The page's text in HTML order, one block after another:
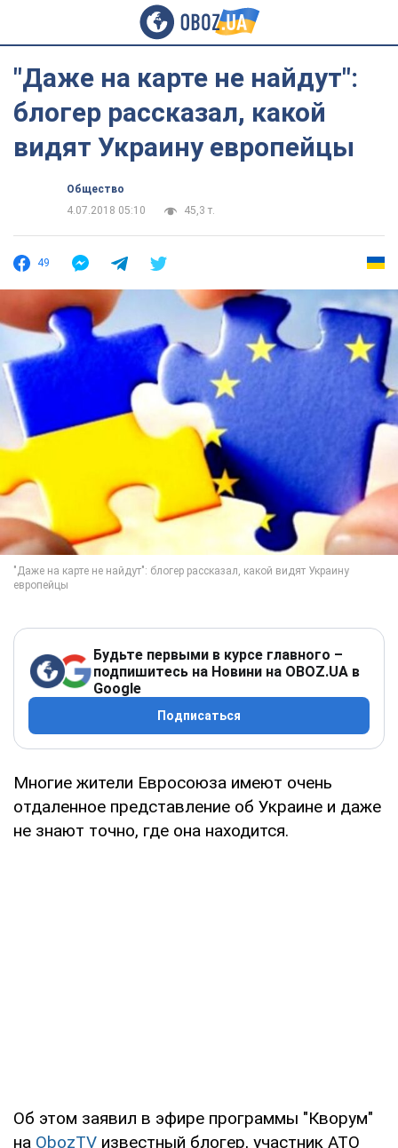
"Даже на карте не найдут":
блогер рассказал, какой
видят Украину европейцы
Общество
4.07.2018 05:10
45,3 т.
49
Будьте первыми в курсе главного –
подпишитесь на Новини на OBOZ.UA в
Google
Подписаться
Многие жители Евросоюза имеют очень
отдаленное представление об Украине и даже
не знают точно, где она находится.
Об этом заявил в эфире программы "Кворум"
на ObozTV известный блогер, участник АТО